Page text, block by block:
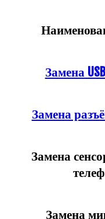
Замена
Замена
Замена
Замена